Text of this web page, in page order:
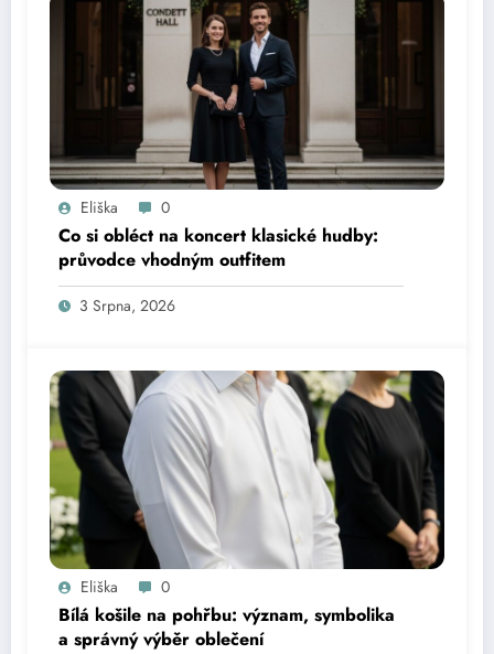
Eliška 0
Co si obléct na koncert klasické hudby:
průvodce vhodným outfitem
3 Srpna, 2026
Eliška 0
Bílá košile na pohřbu: význam, symbolika
a správný výběr oblečení